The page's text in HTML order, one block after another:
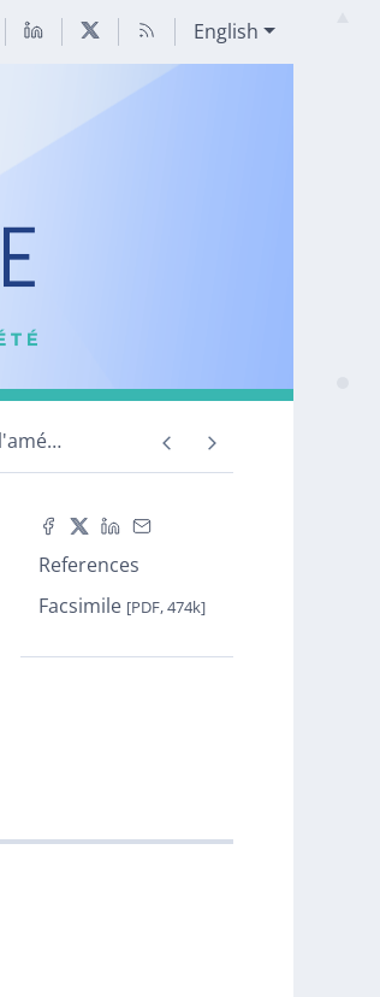
English
…
References
Facsimile [PDF, 474k]